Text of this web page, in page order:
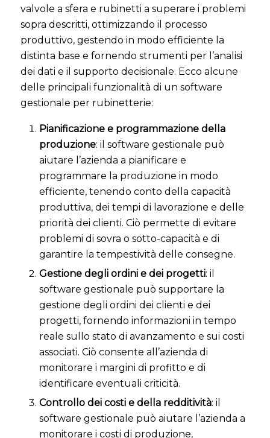
valvole a sfera e rubinetti a superare i problemi
sopra descritti, ottimizzando il processo
produttivo, gestendo in modo efficiente la
distinta base e fornendo strumenti per l’analisi
dei dati e il supporto decisionale. Ecco alcune
delle principali funzionalità di un software
gestionale per rubinetterie:
Pianificazione e programmazione della
produzione: il software gestionale può
aiutare l’azienda a pianificare e
programmare la produzione in modo
efficiente, tenendo conto della capacità
produttiva, dei tempi di lavorazione e delle
priorità dei clienti. Ciò permette di evitare
problemi di sovra o sotto-capacità e di
garantire la tempestività delle consegne.
Gestione degli ordini e dei progetti: il
software gestionale può supportare la
gestione degli ordini dei clienti e dei
progetti, fornendo informazioni in tempo
reale sullo stato di avanzamento e sui costi
associati. Ciò consente all’azienda di
monitorare i margini di profitto e di
identificare eventuali criticità.
Controllo dei costi e della redditività: il
software gestionale può aiutare l’azienda a
monitorare i costi di produzione,